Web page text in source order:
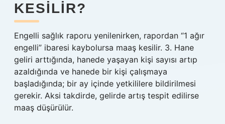
KESILIR?
Engelli sağlık raporu yenilenirken, rapordan “1 ağır
engelli” ibaresi kaybolursa maaş kesilir. 3. Hane
geliri arttığında, hanede yaşayan kişi sayısı artıp
azaldığında ve hanede bir kişi çalışmaya
başladığında; bir ay içinde yetkililere bildirilmesi
gerekir. Aksi takdirde, gelirde artış tespit edilirse
maaş düşürülür.